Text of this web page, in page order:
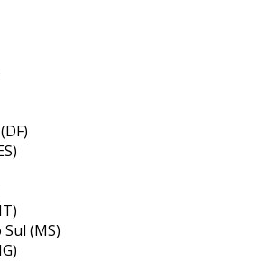
do spray de
se:
isolante
a eficiência
como mofo e bolor.
não adiciona peso
(MS)